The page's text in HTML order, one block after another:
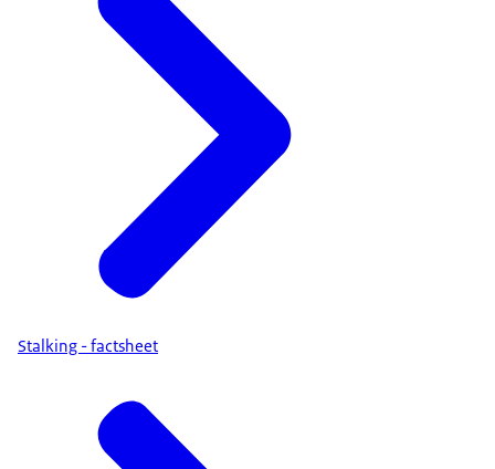
Stalking - factsheet